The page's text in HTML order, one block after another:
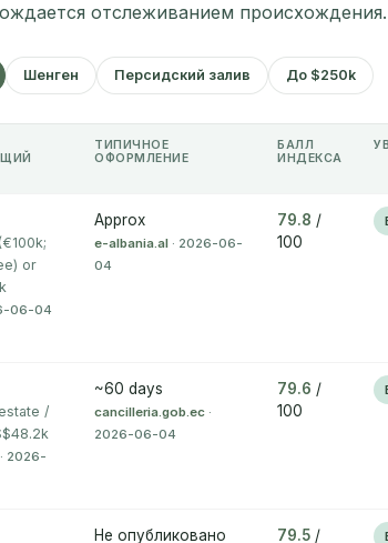
отслеживанием происхождения.
Шенген Персидский залив До $250k
ТИПИЧНОЕ
ОФОРМЛЕНИЕ
БАЛЛ
ИНДЕКСА
or
06-04
Approx
e-albania.al · 2026-06-
04
79.8 /
100
/
· 2026-
~60 days
cancilleria.gob.ec ·
2026-06-04
79.6 /
100
Не опубликовано 79.5 /